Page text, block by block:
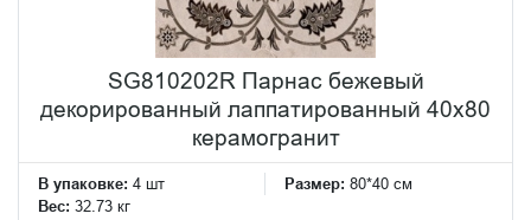
SG810202R Парнас бежевый
декорированный лаппатированный 40x80
керамогранит
В упаковке: 4 шт Размер: 80*40 см
Вес: 32.73 кг